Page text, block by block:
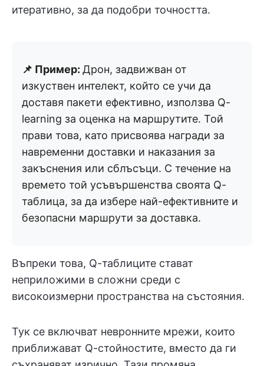
итеративно, за да подобри точността.
📌 Пример: Дрон, задвижван от
изкуствен интелект, който се учи да
доставя пакети ефективно, използва Q-
learning за оценка на маршрутите. Той
прави това, като присвоява награди за
навременни доставки и наказания за
закъснения или сблъсъци. С течение на
времето той усъвършенства своята Q-
таблица, за да избере най-ефективните и
безопасни маршрути за доставка.
Въпреки това, Q-таблиците стават
неприложими в сложни среди с
високоизмерни пространства на състояния.
Тук се включват невронните мрежи, които
приближават Q-стойностите, вместо да ги